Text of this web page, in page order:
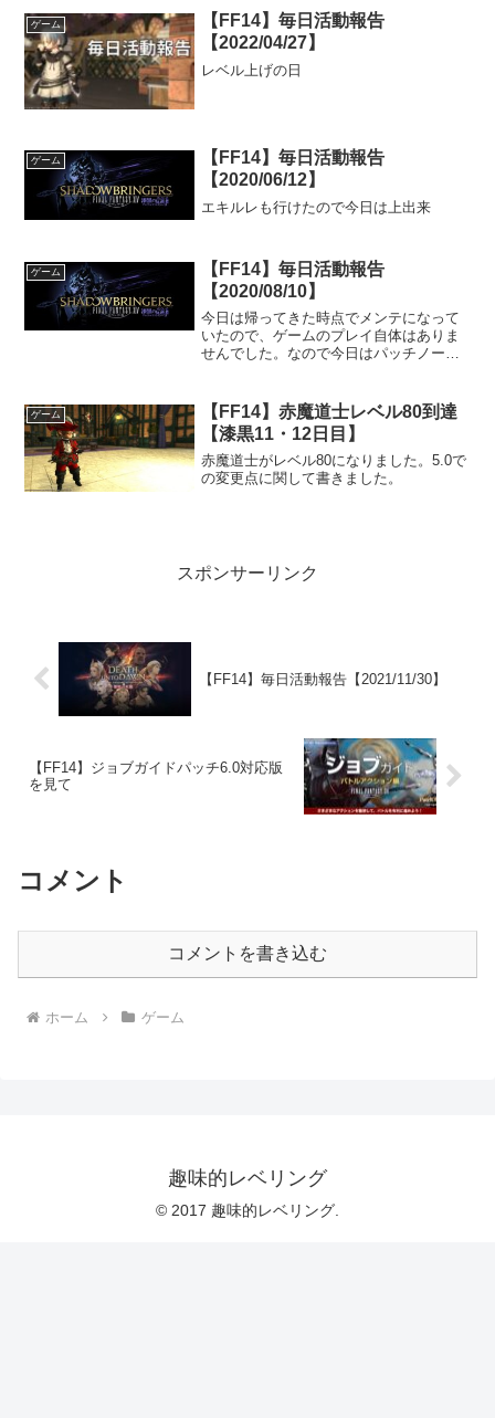
ゲーム
【FF14】毎日活動報告
【2022/04/27】
レベル上げの日
ゲーム
【FF14】毎日活動報告
【2020/06/12】
エキルレも行けたので今日は上出来
ゲーム
【FF14】毎日活動報告
【2020/08/10】
今日は帰ってきた時点でメンテになって
いたので、ゲームのプレイ自体はありま
せんでした。なので今日はパッチノート
書いていきます。パッチノートを読んで
気になったところ色々と書...
ゲーム
【FF14】赤魔道士レベル80到達
【漆黒11・12日目】
赤魔道士がレベル80になりました。5.0で
の変更点に関して書きました。
スポンサーリンク
【FF14】毎日活動報告【2021/11/30】
【FF14】ジョブガイドパッチ6.0対応版
を見て
コメント
コメントを書き込む
ホーム ゲーム
趣味的レベリング
© 2017 趣味的レベリング.